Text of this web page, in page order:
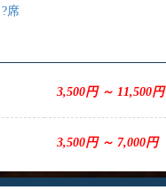
席
3,500円 ～ 11,500円
3,500円 ～ 7,000円